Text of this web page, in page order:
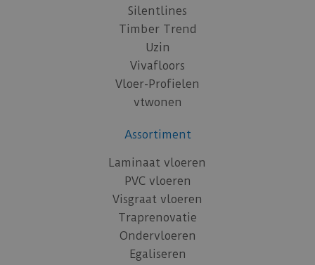
Silentlines
Timber Trend
Uzin
Vivafloors
Vloer-Profielen
vtwonen
Assortiment
Laminaat vloeren
PVC vloeren
Visgraat vloeren
Traprenovatie
Ondervloeren
Egaliseren